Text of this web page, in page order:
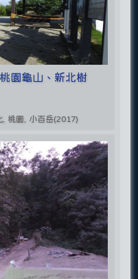
園龜山、新北樹
, 桃園, 小百岳(2017)